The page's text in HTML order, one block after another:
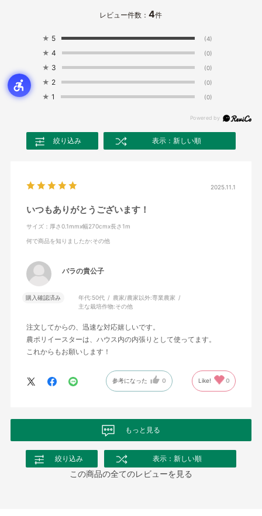
レビュー件数：4件
★ 5 (4)
★ 4 (0)
★ 3 (0)
★ 2 (0)
★ 1 (0)
絞り込み 表示：新しい順
2025.11.1
いつもありがとうございます！
サイズ：厚さ0.1mmx幅270cmx長さ1m
何で商品を知りましたか:その他
バラの貴公子
購入確認済み 年代:50代 農家/農家以外:専業農家
主な栽培作物:その他
注文してからの、迅速な対応嬉しいです。
農ポリイースターは、ハウス内の内張りとして使ってます。
これからもお願いします！
参考になった 0 Like! 0
もっと見る
絞り込み 表示：新しい順
この商品の全てのレビューを見る